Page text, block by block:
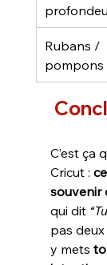
Rubans /
pompons
C’est ça
Cricut :
souvenir
qui dit
pas
y mets